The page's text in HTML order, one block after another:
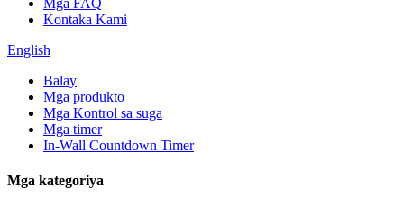
Mga FAQ
Kontaka Kami
English
Balay
Mga produkto
Mga Kontrol sa suga
Mga timer
In-Wall Countdown Timer
Mga kategoriya